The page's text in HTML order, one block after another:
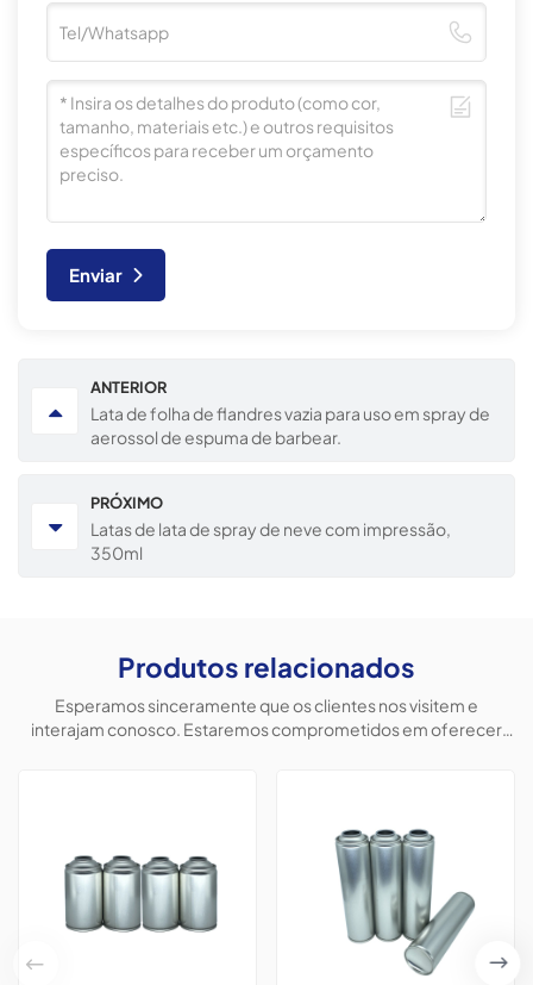
Enviar
ANTERIOR
Lata de folha de flandres vazia para uso em spray de
aerossol de espuma de barbear.
PRÓXIMO
Latas de lata de spray de neve com impressão,
350ml
Produtos relacionados
Esperamos sinceramente que os clientes nos visitem e
interajam conosco. Estaremos comprometidos em oferecer